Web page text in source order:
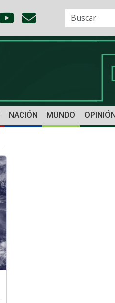
NACIÓN MUNDO OPINIÓN